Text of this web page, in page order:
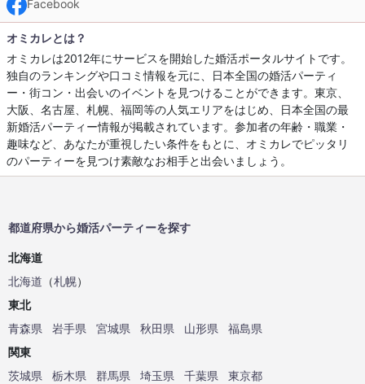
Facebook
オミカレとは？
オミカレは2012年にサービスを開始した婚活ポータルサイトです。
独自のランキングや口コミ情報を元に、日本全国の婚活パーティ
ー・街コン・出会いのイベントを見つけることができます。東京、
大阪、名古屋、札幌、福岡等の人気エリアをはじめ、日本全国の最
新婚活パーティー情報が掲載されています。参加者の年齢・職業・
趣味など、あなたが重視したい条件をもとに、オミカレでピッタリ
のパーティーを見つけ素敵なお相手と出会いましょう。
都道府県から婚活パーティーを探す
北海道
北海道 （札幌）
東北
青森県
岩手県 宮城県 秋田県 山形県
福島県
関東
茨城県
栃木県 群馬県 埼玉県 千葉県
東京都